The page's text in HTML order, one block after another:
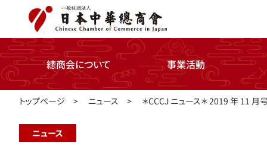
總商会について 事業活動
トップページ > ニュース > ＊CCCJ ニュース＊ 2019 年 11 月
ニュース